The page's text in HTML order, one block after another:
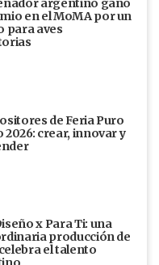
argentino ganó
en el MoMA por un
para aves
de Feria Puro
2026: crear, innovar y
x Para Ti: una
producción de
el talento